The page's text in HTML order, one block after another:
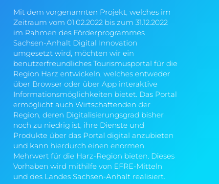
Mit dem vorgenannten Projekt, welches im
Zeitraum vom 01.02.2022 bis zum 31.12.2022
im Rahmen des Förderprogrammes
Sachsen-Anhalt Digital Innovation
umgesetzt wird, möchten wir ein
benutzerfreundliches Tourismusportal für die
Region Harz entwickeln, welches entweder
über Browser oder über App interaktive
Informationsmöglichkeiten bietet. Das Portal
ermöglicht auch Wirtschaftenden der
Region, deren Digitalisierungsgrad bisher
noch zu niedrig ist, ihre Dienste und
Produkte über das Portal digital anzubieten
und kann hierdurch einen enormen
Mehrwert für die Harz-Region bieten. Dieses
Vorhaben wird mithilfe von EFRE-Mitteln
und des Landes Sachsen-Anhalt realisiert.